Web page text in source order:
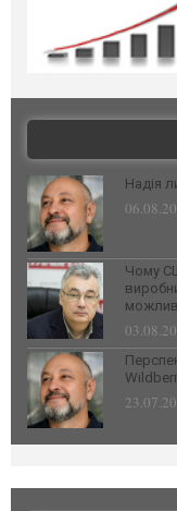
Надія
Чому